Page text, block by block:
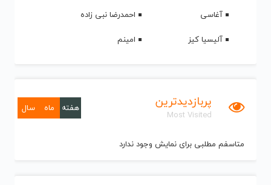
آغاسی
احمدرضا نبی زاده
آلیسیا کیز
امینم
پربازدیدترین
Most Visited
هفته ماه سال
متاسفم مطلبی برای نمایش وجود ندارد